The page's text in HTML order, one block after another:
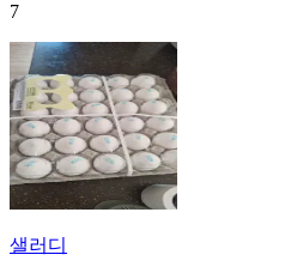
7
샐러디